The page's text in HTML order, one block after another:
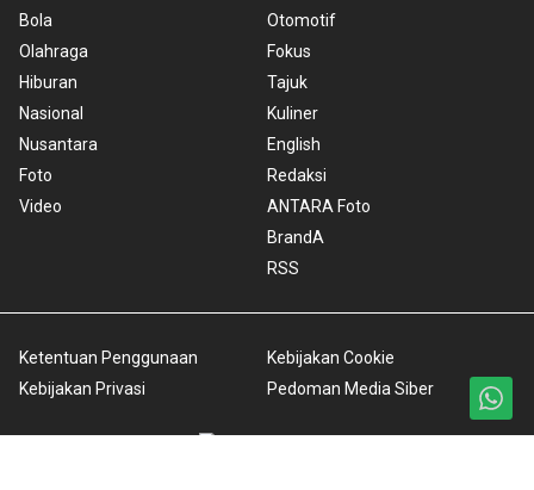
Bola
Olahraga
Hiburan
Nasional
Nusantara
Foto
Video
Otomotif
Fokus
Tajuk
Kuliner
English
Redaksi
ANTARA Foto
BrandA
RSS
Ketentuan Penggunaan
Kebijakan Privasi
Kebijakan Cookie
Pedoman Media Siber